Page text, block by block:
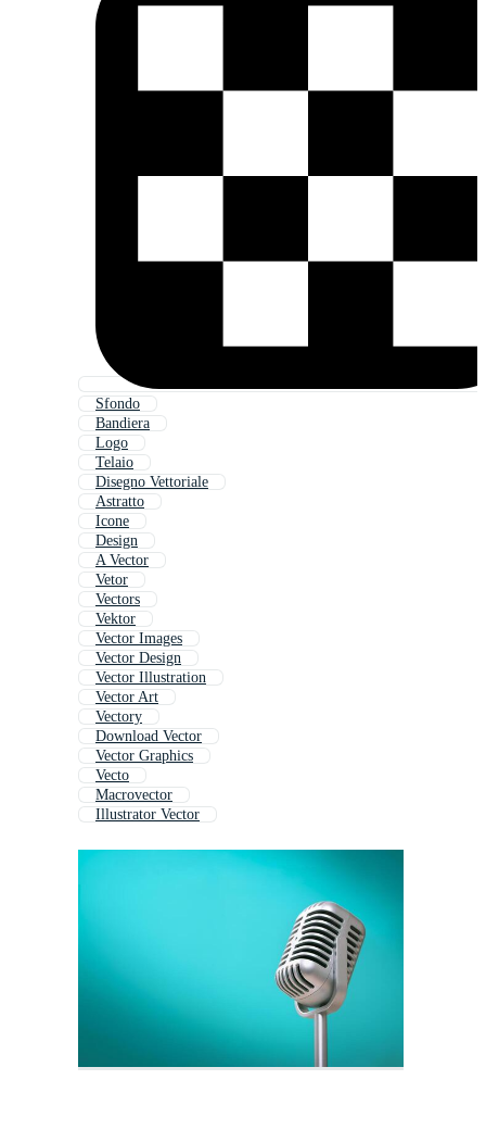
Sfondo
Bandiera
Logo
Telaio
Disegno Vettoriale
Astratto
Icone
Design
A Vector
Vetor
Vectors
Vektor
Vector Images
Vector Design
Vector Illustration
Vector Art
Vectory
Download Vector
Vector Graphics
Vecto
Macrovector
Illustrator Vector